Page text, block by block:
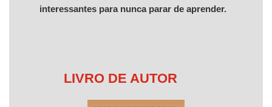
interessantes para nunca parar de aprender.
LIVRO DE AUTOR